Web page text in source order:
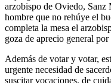
arzobispo de Oviedo, Sanz
hombre que no rehúye el
completa la mesa el
goza de aprecio general
Además de votar y votar,
urgente necesidad de
suscitar vocaciones, de